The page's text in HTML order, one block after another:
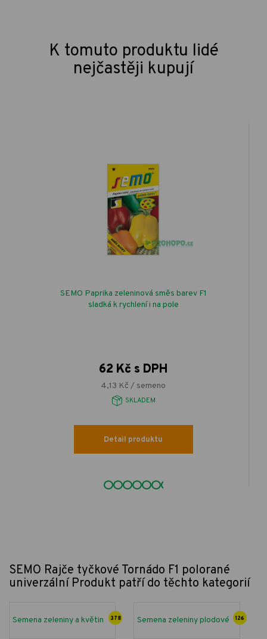
K tomuto produktu lidé
nejčastěji kupují
SEMO Paprika zeleninová směs barev F1
sladká k rychlení i na pole
62 Kč s DPH
4,13 Kč / semeno
SKLADEM
Detail produktu
SEMO Rajče tyčkové Tornádo F1 polorané
univerzálníProdukt patří do těchto kategorií
Semena zeleniny a květin 378 Semena zeleniny plodové 126